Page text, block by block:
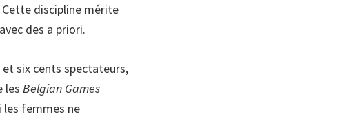
Cette discipline mérite
des a priori.
six cents spectateurs,
les Belgian Games
les femmes ne